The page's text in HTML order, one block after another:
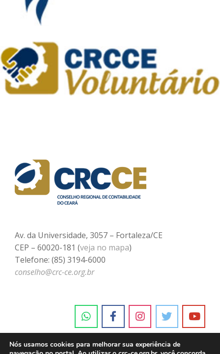
Av. da Universidade, 3057 – Fortaleza/CE
CEP – 60020-181 (veja no mapa)
Telefone: (85) 3194-6000
conselho@crc-ce.org.br
Nós usamos cookies para melhorar sua experiência de